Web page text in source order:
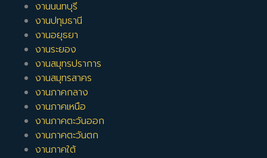
งานนนทบุรี
งานปทุมธานี
งานอยุธยา
งานระยอง
งานสมุทรปราการ
งานสมุทรสาคร
งานภาคกลาง
งานภาคเหนือ
งานภาคตะวันออก
งานภาคตะวันตก
งานภาคใต้